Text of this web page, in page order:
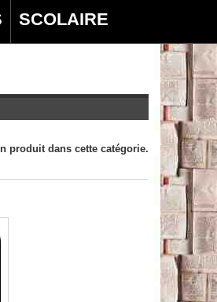
SCOLAIRE
produit dans cette catégorie.